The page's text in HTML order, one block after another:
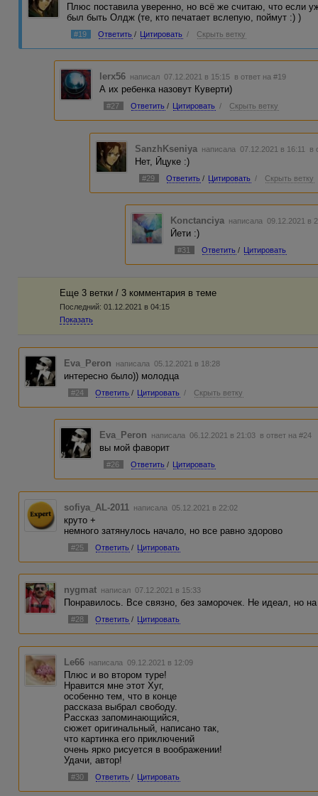
Плюс поставила уверенно, но всё же считаю, что если
был быть Олдж (те, кто печатает вслепую, поймут :) )
#19 Ответить / Цитировать / Скрыть ветку
lerx56 написал 07.12.2021 в 15:15 в ответ на #19
А их ребенка назовут Куверти)
#27 Ответить / Цитировать / Скрыть ветку
SanzhKseniya написала 07.12.2021 в 16:11 в
Нет, Йцуке :)
#29 Ответить / Цитировать / Скрыть ветку
Konctanciya написала 09.12.2021 в
Йети :)
#31 Ответить / Цитировать
Еще 3 ветки / 3 комментария в темe
Последний: 01.12.2021 в 04:15
Показать
Eva_Peron написала 05.12.2021 в 18:28
интересно было)) молодца
#24 Ответить / Цитировать / Скрыть ветку
Eva_Peron написала 06.12.2021 в 21:03 в ответ на #24
вы мой фаворит
#26 Ответить / Цитировать
sofiya_AL-2011 написала 05.12.2021 в 22:02
круто +
немного затянулось начало, но все равно здорово
#25 Ответить / Цитировать
nygmat написал 07.12.2021 в 15:33
Понравилось. Все связно, без заморочек. Не идеал, но
#28 Ответить / Цитировать
Le66 написала 09.12.2021 в 12:09
Плюс и во втором туре!
Нравится мне этот Хуг,
особенно тем, что в конце
рассказа выбрал свободу.
Рассказ запоминающийся,
сюжет оригинальный, написано так,
что картинка его приключений
очень ярко рисуется в воображении!
Удачи, автор!
#30 Ответить / Цитировать